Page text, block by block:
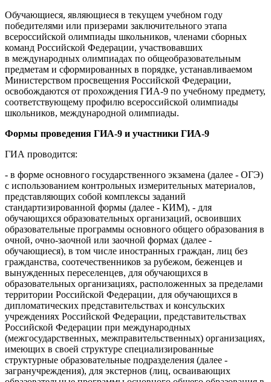
Обучающиеся, являющиеся в текущем учебном году
победителями или призерами заключительного этапа
всероссийской олимпиады школьников, членами сборных
команд Российской Федерации, участвовавших
в международных олимпиадах по общеобразовательным
предметам и сформированных в порядке, устанавливаемом
Министерством просвещения Российской Федерации,
освобождаются от прохождения ГИА-9 по учебному предмету,
соответствующему профилю всероссийской олимпиады
школьников, международной олимпиады.
Формы проведения ГИА-9 и участники ГИА-9
ГИА проводится:
- в форме основного государственного экзамена (далее - ОГЭ)
с использованием контрольных измерительных материалов,
представляющих собой комплексы заданий
стандартизированной формы (далее - КИМ), - для
обучающихся образовательных организаций, освоивших
образовательные программы основного общего образования в
очной, очно-заочной или заочной формах (далее -
обучающиеся), в том числе иностранных граждан, лиц без
гражданства, соотечественников за рубежом, беженцев и
вынужденных переселенцев, для обучающихся в
образовательных организациях, расположенных за пределами
территории Российской Федерации, для обучающихся в
дипломатических представительствах и консульских
учреждениях Российской Федерации, представительствах
Российской Федерации при международных
(межгосударственных, межправительственных) организациях,
имеющих в своей структуре специализированные
структурные образовательные подразделения (далее -
загранучреждения), для экстернов (лиц, осваивающих